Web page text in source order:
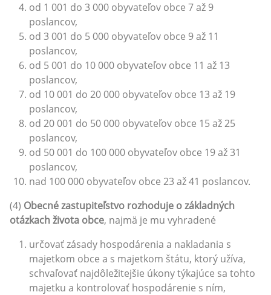
od 1 001 do 3 000 obyvateľov obce 7 až 9
poslancov,
od 3 001 do 5 000 obyvateľov obce 9 až 11
poslancov,
od 5 001 do 10 000 obyvateľov obce 11 až 13
poslancov,
od 10 001 do 20 000 obyvateľov obce 13 až 19
poslancov,
od 20 001 do 50 000 obyvateľov obce 15 až 25
poslancov,
od 50 001 do 100 000 obyvateľov obce 19 až 31
poslancov,
nad 100 000 obyvateľov obce 23 až 41 poslancov.
(4) Obecné zastupiteľstvo rozhoduje o základných
otázkach života obce, najmä je mu vyhradené
určovať zásady hospodárenia a nakladania s
majetkom obce a s majetkom štátu, ktorý užíva,
schvaľovať najdôležitejšie úkony týkajúce sa tohto
majetku a kontrolovať hospodárenie s ním,